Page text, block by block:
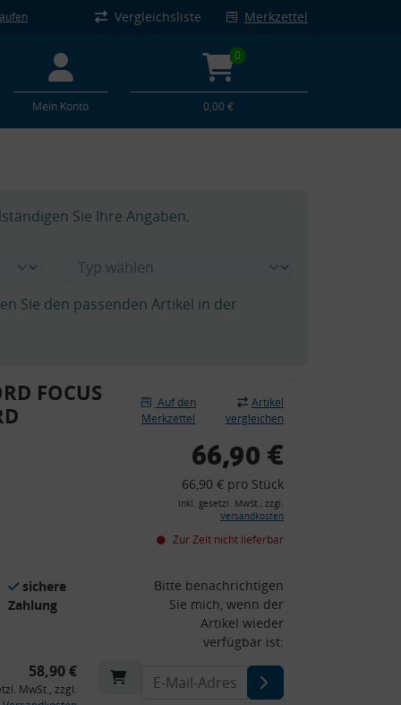
Vergleichsliste Merkzettel
Mein Konto
0
0,00 €
Sie Ihre Angaben.
Sie den passenden Artikel in der
FOCUS
sichere
Zahlung
58,90 €
MwSt., zzgl.
Auf den
Merkzettel
Artikel
vergleichen
66,90 €
66,90 € pro Stück
inkl. gesetzl. MwSt., zzgl.
Versandkosten
Zur Zeit nicht lieferbar
Bitte benachrichtigen
Sie mich, wenn der
Artikel wieder
verfügbar ist: